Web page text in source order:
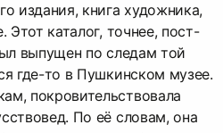
издания, книга художника,
Этот каталог, точнее, пост-
выпущен по следам той
где-то в Пушкинском музее.
покровительствовала
По её словам, она